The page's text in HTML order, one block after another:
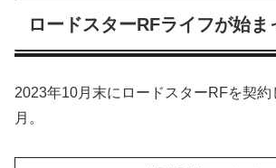
ロードスターRFライフが始ま
2023年10月末にロードスターRFを契約
月。